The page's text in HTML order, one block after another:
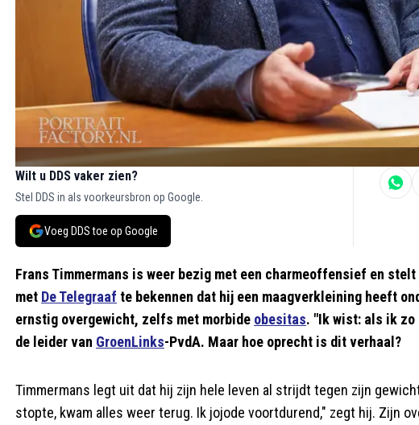
Wilt u DDS vaker zien?
Stel DDS in als voorkeursbron op Google.
Voeg DDS toe op Google
Frans Timmermans is weer bezig met een charmeoffensief en
met De Telegraaf te bekennen dat hij een maagverkleining heeft
ernstig overgewicht, zelfs met morbide obesitas. "Ik wist: als ik zo
de leider van GroenLinks-PvdA. Maar hoe oprecht is dit verhaal?
Timmermans legt uit dat hij zijn hele leven al strijdt tegen zijn
stopte, kwam alles weer terug. Ik jojode voortdurend," zegt hij. Zijn